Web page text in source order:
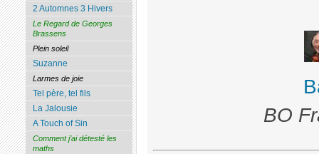
BO
2 Automnes 3 Hivers
Le Regard de Georges
Brassens
Plein soleil
Suzanne
Larmes de joie
Tel père, tel fils
La Jalousie
A Touch of Sin
Comment j’ai détesté les
maths